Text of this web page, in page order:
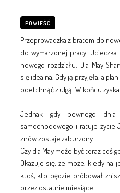
POWIEŚĆ
Przeprowadzka z bratem do
do wymarzonej pracy.
nowego rozdziału. Dla May
się idealna. Gdy ją przyjęła, a
odetchnąć z ulgą. W końcu
Jednak gdy pewnego
samochodowego i ratuje życie
znów zostaje zaburzony.
Czy dla May może być teraz coś
Okazuje się, że może, kiedy na
ktoś, kto będzie próbował
przez ostatnie miesiące.